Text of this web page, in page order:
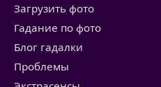
Загрузить фото
Гадание по фото
Блог гадалки
Проблемы